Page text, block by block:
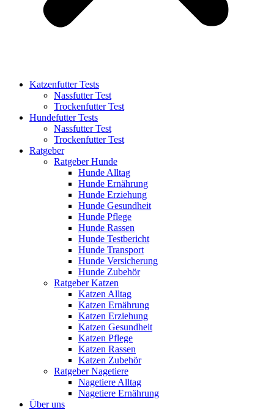
Katzenfutter Tests
Nassfutter Test
Trockenfutter Test
Hundefutter Tests
Nassfutter Test
Trockenfutter Test
Ratgeber
Ratgeber Hunde
Hunde Alltag
Hunde Ernährung
Hunde Erziehung
Hunde Gesundheit
Hunde Pflege
Hunde Rassen
Hunde Testbericht
Hunde Transport
Hunde Versicherung
Hunde Zubehör
Ratgeber Katzen
Katzen Alltag
Katzen Ernährung
Katzen Erziehung
Katzen Gesundheit
Katzen Pflege
Katzen Rassen
Katzen Zubehör
Ratgeber Nagetiere
Nagetiere Alltag
Nagetiere Ernährung
Über uns